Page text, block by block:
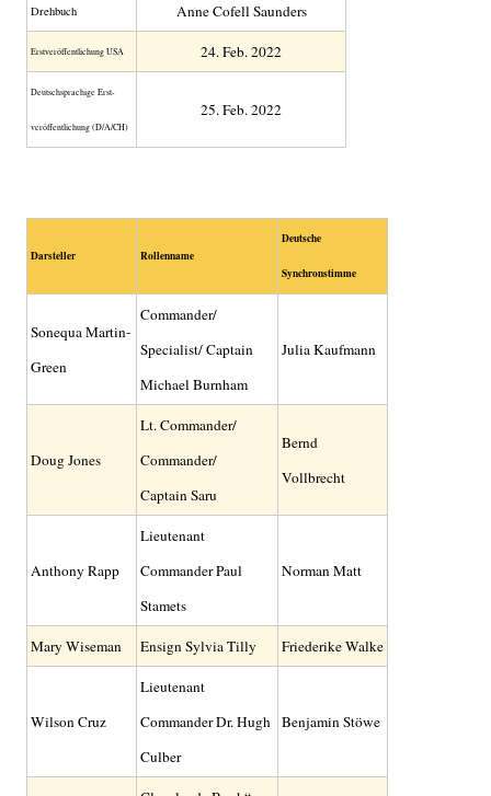
Drehbuch Anne Cofell Saunders
Erst­veröffent­lichung USA 24. Feb. 2022
Deutsch­sprachige Erst­
veröffent­lichung (D/A/CH)
25. Feb. 2022
Darsteller Rollenname
Deutsche
Synchronstimme
Sonequa Martin-
Green
Commander/
Specialist/ Captain
Michael Burnham
Julia Kaufmann
Doug Jones
Lt. Commander/
Commander/
Captain Saru
Bernd
Vollbrecht
Anthony Rapp
Lieutenant
Commander Paul
Stamets
Norman Matt
Mary Wiseman Ensign Sylvia Tilly Friederike Walke
Wilson Cruz
Lieutenant
Commander Dr. Hugh
Culber
Benjamin Stöwe